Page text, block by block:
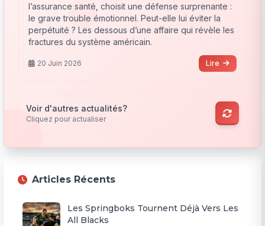
l’assurance santé, choisit une défense surprenante :
le grave trouble émotionnel. Peut-elle lui éviter la
perpétuité ? Les dessous d’une affaire qui révèle les
fractures du système américain.
20 Juin 2026 Lire
Voir d'autres actualités?
Cliquez pour actualiser
Articles Récents
Les Springboks Tournent Déjà Vers Les
All Blacks